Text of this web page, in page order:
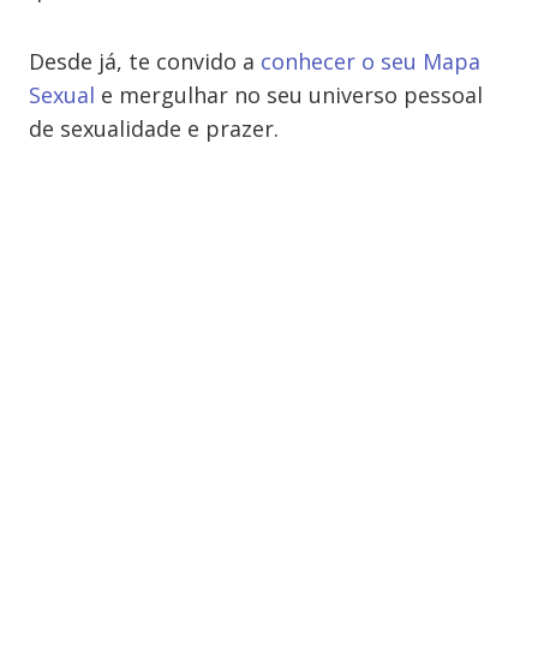
Desde já, te convido a conhecer o seu Mapa
Sexual e mergulhar no seu universo pessoal
de sexualidade e prazer.